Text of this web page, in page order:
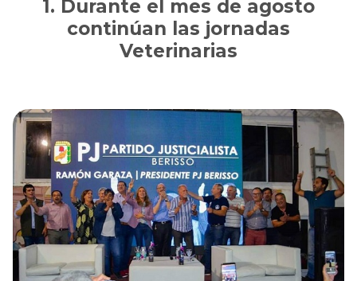
Durante el mes de agosto
continúan las jornadas
Veterinarias